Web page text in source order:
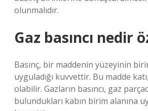
olunmalıdır.
Gaz basıncı nedir
Basınç, bir maddenin yüzeyinin
uyguladığı kuvvettir. Bu madde
olabilir. Gazların basıncı, gaz
bulundukları kabın birim alanına